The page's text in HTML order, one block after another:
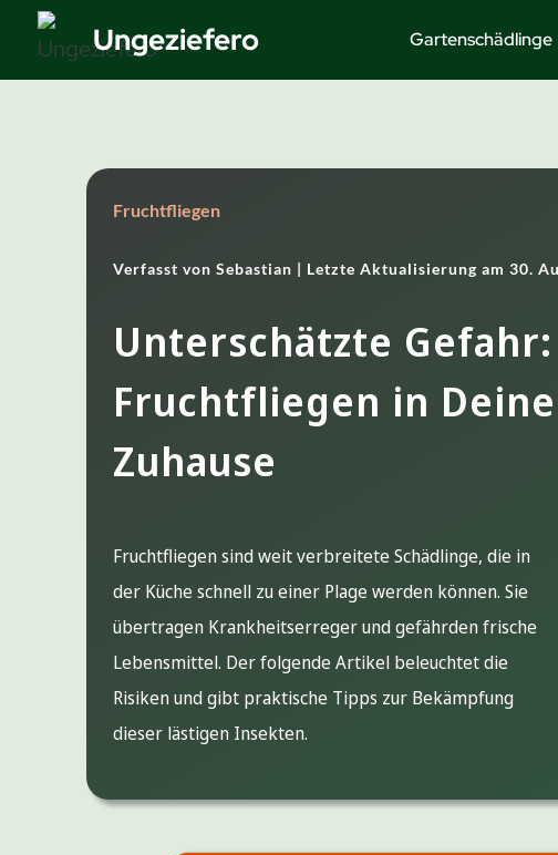
Zum
Inhalt
Ungeziefero Gartenschädlinge
Fruchtfliegen
Verfasst vonSebastian | Letzte Aktualisierung am30.
Unterschätzte Gefahr:
Fruchtfliegen in
Zuhause
Fruchtfliegen sind weit verbreitete Schädlinge, die in
der Küche schnell zu einer Plage werden können. Sie
übertragen Krankheitserreger und gefährden frische
Lebensmittel. Der folgende Artikel beleuchtet die
Risiken und gibt praktische Tipps zur Bekämpfung
dieser lästigen Insekten.